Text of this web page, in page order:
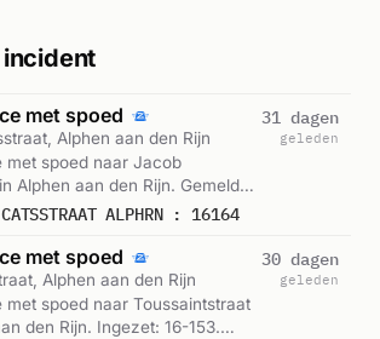
incident
met spoed
Alphen aan den Rijn
met spoed naar Jacob
Alphen aan den Rijn. Gemeld
ALPHRN : 16164
31 dagen
geleden
met spoed
Alphen aan den Rijn
met spoed naar Toussaintstraat
den Rijn. Ingezet: 16-153.
30 dagen
geleden